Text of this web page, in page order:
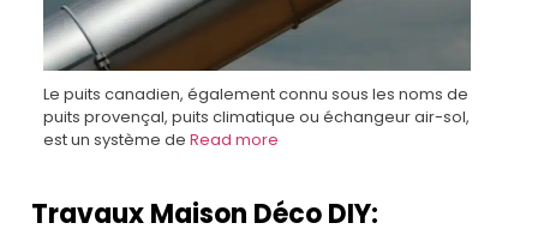
Le puits canadien, également connu sous les noms de
puits provençal, puits climatique ou échangeur air-sol,
est un système de Read more
Travaux Maison Déco DIY: